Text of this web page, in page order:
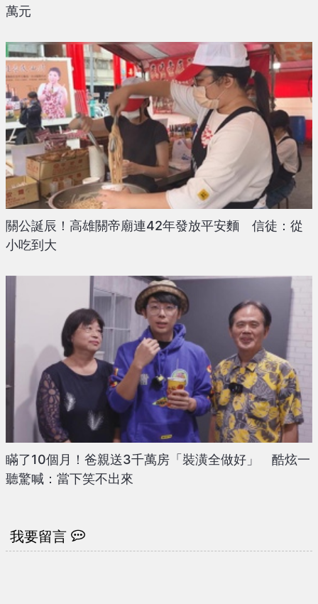
萬元
關公誕辰！高雄關帝廟連42年發放平安麵 信徒：從
小吃到大
瞞了10個月！爸親送3千萬房「裝潢全做好」 酷炫一
聽驚喊：當下笑不出來
我要留言